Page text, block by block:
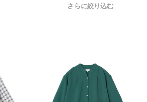
さらに絞り込む